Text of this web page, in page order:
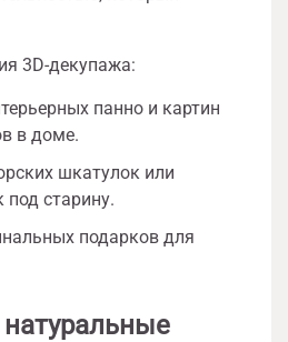
3D-декупажа:
панно и картин
в доме.
шкатулок или
старину.
подарков для